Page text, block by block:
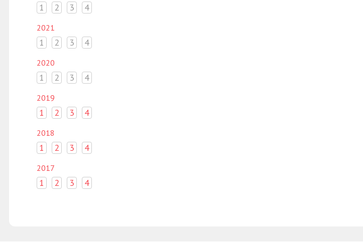
1 2 3 4
2021
1 2 3 4
2020
1 2 3 4
2019
1 2 3 4
2018
1 2 3 4
2017
1 2 3 4